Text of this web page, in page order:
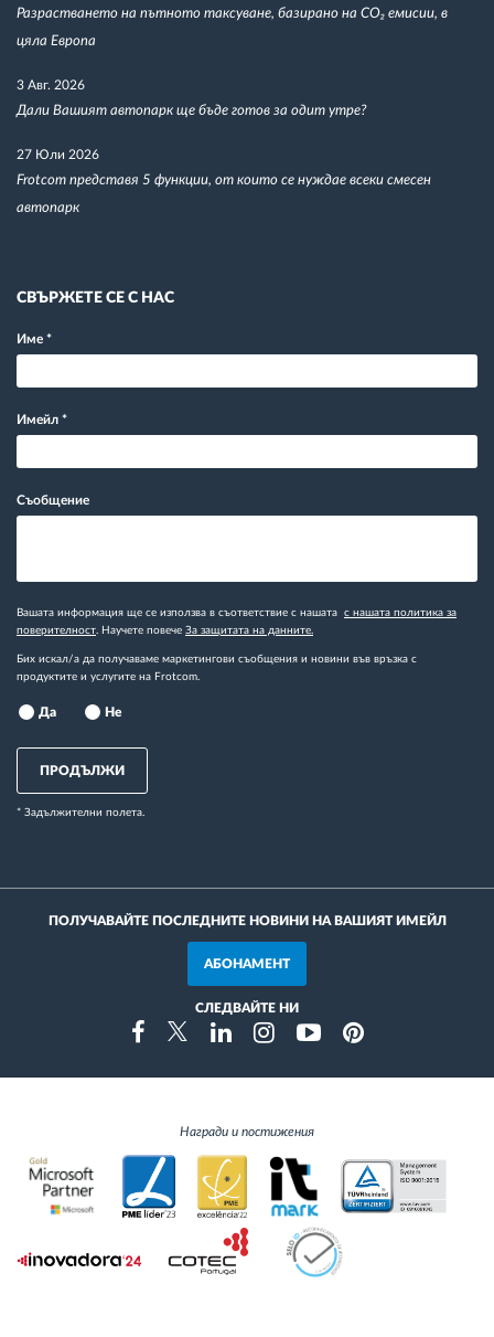
Разрастването на пътното таксуване, базирано на CO₂ емисии, в
цяла Европа
3 Авг. 2026
Дали Вашият автопарк ще бъде готов за одит утре?
27 Юли 2026
Frotcom представя 5 функции, от които се нуждае всеки смесен
автопарк
СВЪРЖЕТЕ СЕ С НАС
Име *
Имейл *
Съобщение
Вашата информация ще се използва в съответствие с нашата с нашата политика за
поверителност. Научете повече За защитата на данните.
Бих искал/а да получаваме маркетингови съобщения и новини във връзка с
продуктите и услугите на Frotcom.
Да Не
ПРОДЪЛЖИ
* Задължителни полета.
ПОЛУЧАВАЙТЕ ПОСЛЕДНИТЕ НОВИНИ НА ВАШИЯТ ИМЕЙЛ
АБОНАМЕНТ
СЛЕДВАЙТЕ НИ
FacebookTwitterLinkedinInstragramYoutubePinterest
Награди и постижения